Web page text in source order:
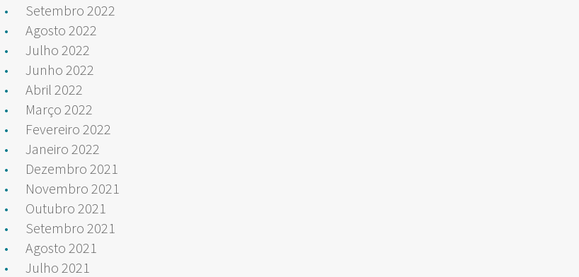
Setembro 2022
Agosto 2022
Julho 2022
Junho 2022
Abril 2022
Março 2022
Fevereiro 2022
Janeiro 2022
Dezembro 2021
Novembro 2021
Outubro 2021
Setembro 2021
Agosto 2021
Julho 2021